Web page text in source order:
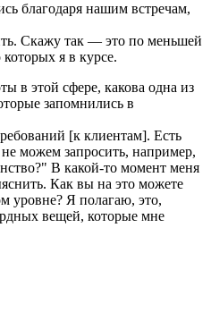
благодаря нашим встречам,
Скажу так — это по меньшей
я в курсе.
в этой сфере, какова одна из
запомнились в
[к клиентам]. Есть
можем запросить, например,
В какой-то момент меня
Как вы на это можете
уровне? Я полагаю, это,
вещей, которые мне